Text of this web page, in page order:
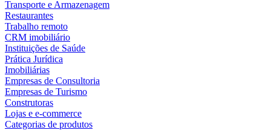
Transporte e Armazenagem
Restaurantes
Trabalho remoto
CRM imobiliário
Instituições de Saúde
Prática Jurídica
Imobiliárias
Empresas de Consultoria
Empresas de Turismo
Construtoras
Lojas e e-commerce
Categorias de produtos